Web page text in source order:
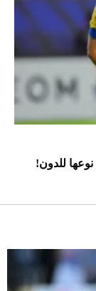
للدون!